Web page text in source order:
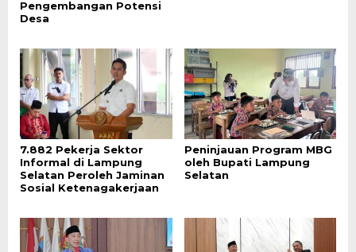
Pengembangan Potensi
Desa
7.882 Pekerja Sektor
Informal di Lampung
Selatan Peroleh Jaminan
Sosial Ketenagakerjaan
Peninjauan Program MBG
oleh Bupati Lampung
Selatan